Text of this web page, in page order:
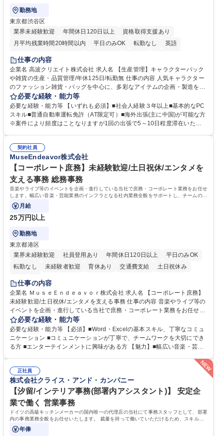
勤務地
東京都渋谷区
業界未経験歓迎
年間休日120日以上
資格取得支援あり
月平均残業時間20時間以内
平日のみOK 転勤なし
英語
住宅手当あり
完全週休2日制
交通費支給 駅近5分以内 中国語 土日祝休み
仕事の内容
企業名 高波クリエイト株式会社 求人名 【生産管理】キャラクターバック
や雑貨の生産・品質管理/年休125日/転勤無 仕事の内容 人気キャラクター
のファッション雑貨・バッグを中心に、多彩なアイテムの企画・製造を手
掛ける当社にて、自社企画・開発商品の生産管理・品質管理を担当。『か
わいい』を届けるやりがいのあるポジションです。 有名ブランドやキャラ
クターライセンスを活用した商品の企画・開発・販売を行っています。企
画段階から納品まで、商品の製造に関わる全てのプロセスにおいて、生産
元様とのやり取り、輸入関連の書類の管理、国内倉庫での品質チェック、
工場開拓などがございます。 募集職種 【生産管理】キャラクターバック
や雑貨の生産・品質管理/年休125日/転勤無
必要な経験・能力等
必要な経験・能力等 【いずれも必須】■社会人経験３年以上■基本的なPC
スキル■普通自動車運転免許（AT限定可）■海外出張(主に中国)が可能な方
※案件により頻度はことなりますが1回の出張で5～10日程度滞在いただ
め、『コツコツと実直に取り組める方』 ・工場やライセンス元を含む社内
外関係者と友好なコミュニケーションが取れる方 ※折衝は営業担当がメイ
ンで行います。 学歴・資格 学歴：大学院 大学 高専 短大 専修学校 高校 語
学力： 資格：
契約社員
MuseEndeavor株式会社
【コーポレート庶務】未経験歓迎/土日祝休/エンタメを
支える事務 総務事務
音楽やライブ等のイベントを企画・進行している当社で庶務・コーポレート業務をお任せ
します。幅広い音楽・芸能業務のインフラとなる社内業務全般をサポートし、チームの円
滑な運営を支えていただきます。
月給
25万円以上
勤務地
東京都港区
業界未経験歓迎
社員登用あり 年間休日120日以上
平日のみOK
転勤なし
未経験者歓迎 育休あり 交通費支給
土日祝休み
服装自由
仕事の内容
企業名 ＭｕｓｅＥｎｄｅａｖｏｒ株式会社 求人名 【コーポレート庶務】
未経験歓迎/土日祝休/エンタメを支える事務 仕事の内容 音楽やライブ等の
イベントを企画・進行している当社で庶務・コーポレート業務をお任せし
ます。幅広い音楽・芸能業務のインフラとなる社内業務全般をサポート
し、チームの円滑な運営を支えていただきます。 ■社内の庶務・一般事務
全般、書類整理、備品管理・発注 ■郵便物の仕分け、来客・電話対応、社
内環境の維持サポート ■経理や人事/採用の外注事業者とのやりとり・プロ
く 進行管理能力や調整力など、市場価値の高いキャリアアップが可能で
す。 ※業務の変更範囲：会社の定める業務※ 募集職種 【コーポレート庶
務】未経験歓迎/土日祝休/エンタメを支える事務
必要な経験・能力等
必要な経験・能力等 【必須】■Word・Excelの基本スキル、丁寧なコミュ
ニケーション ■コミュニケーションが丁寧で、チームワークを大切にでき
る方 ■エンターテインメントに興味がある方 【魅力】■幅広い音楽・芸能
体感しながら、社会貢献性の高い業務に携わることができます。■単なる
ルーティンワークに留まらず、外注事業者との連携や業務プロセスの推進
など、自らの裁量で組織の仕組みづくりに関われるやりがいがあります。
■土日祝休みで、プライベートと両立しながら専門スキルを磨ける環境で
す。 学歴・資格 学歴：大学院 大学 高専 短大 専修学校 高校 語学力： 資
格：
正社員
株式会社クライス・アンド・カンパニー
【汐留/インテリア事務(部署内アシスタント)】 安定企
業で働く 営業事務
ドイツの高級キッチンメーカーの国内唯一の代理店の当社にて事務スタッフとして、部署
内の事務業務全般をお任せいたします。 裁量を持って働いていただけるため、スキルア
ップも可能です。
年俸